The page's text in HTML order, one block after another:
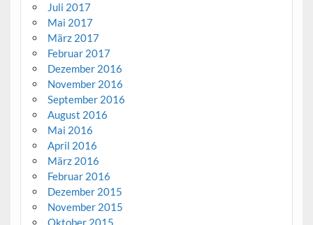
Juli 2017
Mai 2017
März 2017
Februar 2017
Dezember 2016
November 2016
September 2016
August 2016
Mai 2016
April 2016
März 2016
Februar 2016
Dezember 2015
November 2015
Oktober 2015